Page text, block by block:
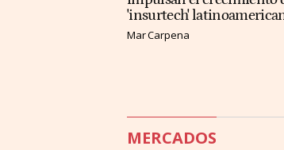
'insurtech'
Mar Carpena
MERCADOS